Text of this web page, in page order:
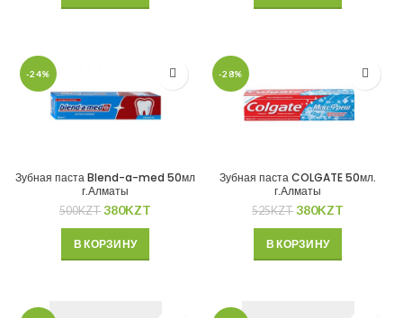
-24%
Зубная паста Blend-a-med 50мл
г.Алматы
500KZT 380KZT
В КОРЗИНУ
-28%
Зубная паста COLGATE 50мл.
г.Алматы
525KZT 380KZT
В КОРЗИНУ